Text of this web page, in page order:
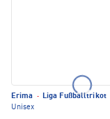
Erima · Liga Fußballtrikot
Unisex